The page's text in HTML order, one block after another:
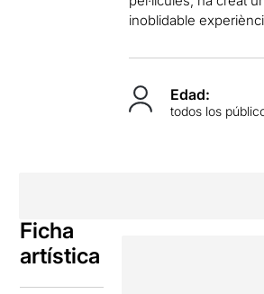
inoblidable
Edad:
todos los
Ficha
artística